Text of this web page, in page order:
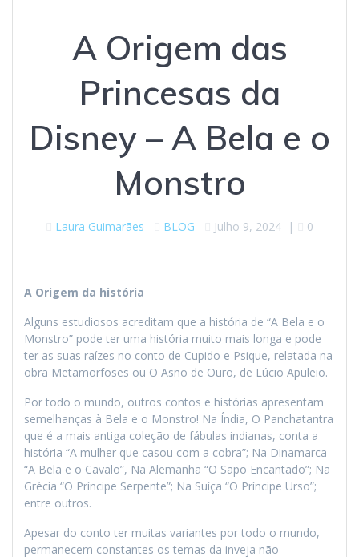
A Origem das
Princesas da
Disney – A Bela e o
Monstro
Laura Guimarães BLOG Julho 9, 2024 | 0
A Origem da história
Alguns estudiosos acreditam que a história de “A Bela e o
Monstro” pode ter uma história muito mais longa e pode
ter as suas raízes no conto de Cupido e Psique, relatada na
obra Metamorfoses ou O Asno de Ouro, de Lúcio Apuleio.
Por todo o mundo, outros contos e histórias apresentam
semelhanças à Bela e o Monstro! Na Índia, O Panchatantra
que é a mais antiga coleção de fábulas indianas, conta a
história “A mulher que casou com a cobra”; Na Dinamarca
“A Bela e o Cavalo”, Na Alemanha “O Sapo Encantado”; Na
Grécia “O Príncipe Serpente”; Na Suíça “O Príncipe Urso”;
entre outros.
Apesar do conto ter muitas variantes por todo o mundo,
permanecem constantes os temas da inveja não